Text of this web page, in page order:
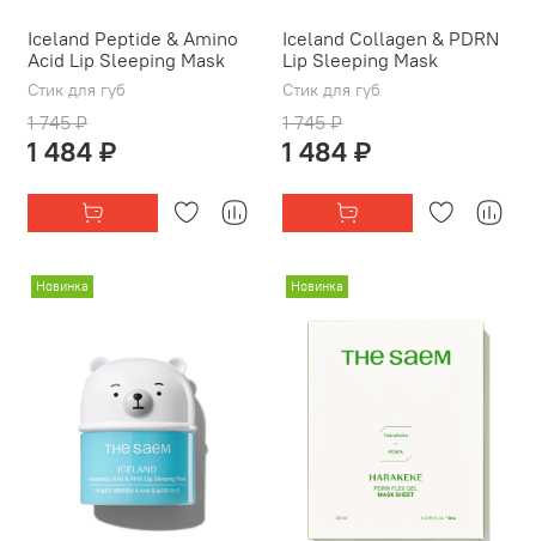
Iceland Peptide & Amino
Acid Lip Sleeping Mask
Стик для губ
1 745 ₽
1 484 ₽
Iceland Collagen & PDRN
Lip Sleeping Mask
Стик для губ
1 745 ₽
1 484 ₽
Новинка Новинка